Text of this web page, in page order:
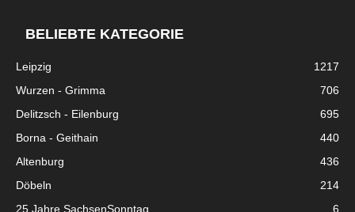
BELIEBTE KATEGORIE
Leipzig
1217
Wurzen - Grimma
706
Delitzsch - Eilenburg
695
Borna - Geithain
440
Altenburg
436
Döbeln
214
25 Jahre SachsenSonntag
6